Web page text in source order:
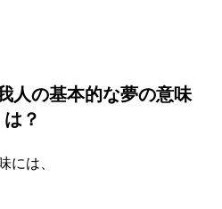
人の基本的な夢の意味
は？
には、